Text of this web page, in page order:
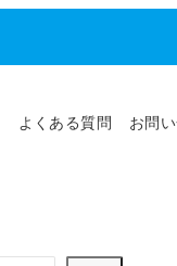
よくある質問 お問